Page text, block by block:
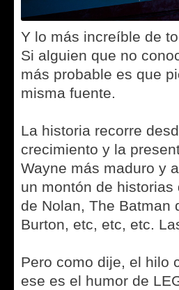
Y lo más increíble de
Si alguien que no
más probable es que
misma fuente.
La historia recorre
crecimiento y la
Wayne más maduro y
un montón de
de Nolan, The Batman
Burton, etc, etc, etc.
Pero como dije, el hilo
ese es el humor de